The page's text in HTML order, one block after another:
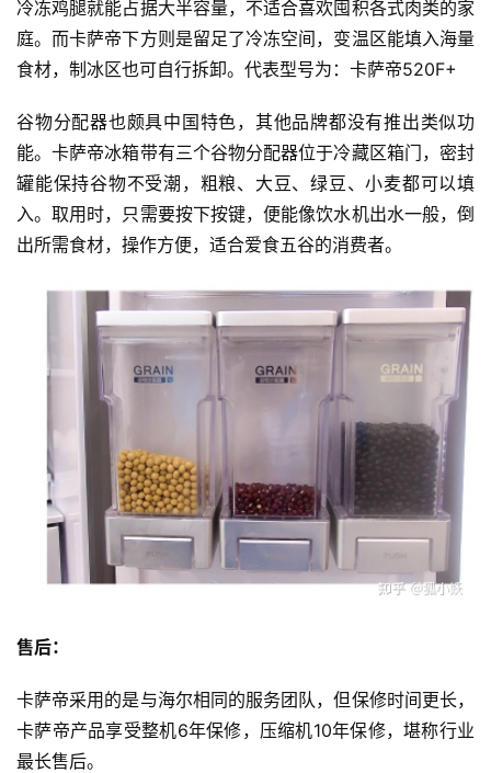
冷冻鸡腿就能占据大半容量，不适合喜欢囤积各式肉类的家
庭。而卡萨帝下方则是留足了冷冻空间，变温区能填入海量
食材，制冰区也可自行拆卸。代表型号为：卡萨帝520F+
谷物分配器也颇具中国特色，其他品牌都没有推出类似功
能。卡萨帝冰箱带有三个谷物分配器位于冷藏区箱门，密封
罐能保持谷物不受潮，粗粮、大豆、绿豆、小麦都可以填
入。取用时，只需要按下按键，便能像饮水机出水一般，倒
出所需食材，操作方便，适合爱食五谷的消费者。
售后：
卡萨帝采用的是与海尔相同的服务团队，但保修时间更长，
卡萨帝产品享受整机6年保修，压缩机10年保修，堪称行业
最长售后。